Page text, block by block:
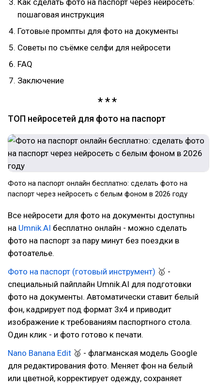
Как сделать фото на паспорт через нейросеть:
пошаговая инструкция
Готовые промпты для фото на документы
Советы по съёмке селфи для нейросети
FAQ
Заключение
ТОП нейросетей для фото на паспорт
Фото на паспорт онлайн бесплатно: сделать фото на
паспорт через нейросеть с белым фоном в 2026 году
Все нейросети для фото на документы доступны
на Umnik.AI бесплатно онлайн - можно сделать
фото на паспорт за пару минут без поездки в
фотоателье.
Фото на паспорт (готовый инструмент) 🥇 -
специальный пайплайн Umnik.AI для подготовки
фото на документы. Автоматически ставит белый
фон, кадрирует под формат 3х4 и приводит
изображение к требованиям паспортного стола.
Один клик - и фото готово к печати.
Nano Banana Edit 🥈 - флагманская модель Google
для редактирования фото. Меняет фон на белый
или цветной, корректирует одежду, сохраняет